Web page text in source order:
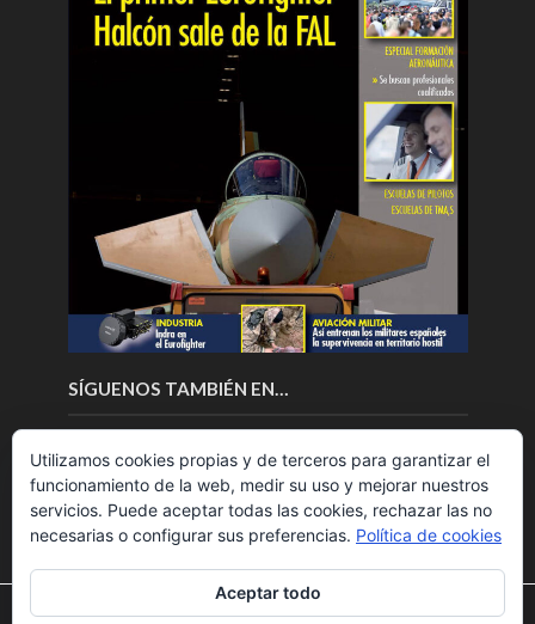
SÍGUENOS TAMBIÉN EN…
Utilizamos cookies para ofrecerte la mejor experiencia en
Utilizamos cookies propias y de terceros para garantizar el
funcionamiento de la web, medir su uso y mejorar nuestros
servicios. Puede aceptar todas las cookies, rechazar las no
necesarias o configurar sus preferencias. Política de cookies
Aceptar todo